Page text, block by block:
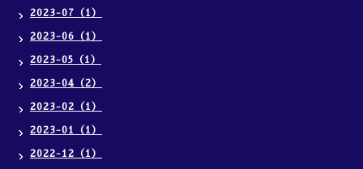
2023-07（1）
2023-06（1）
2023-05（1）
2023-04（2）
2023-02（1）
2023-01（1）
2022-12（1）